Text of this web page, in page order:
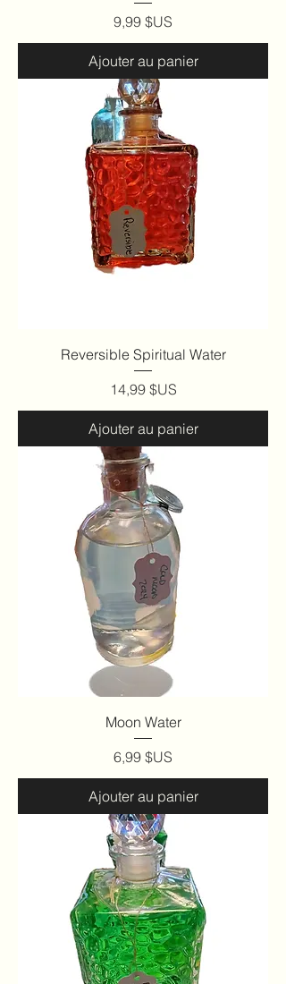
Prix
9,99 $US
Ajouter au panier
Reversible Spiritual Water
Prix
14,99 $US
Ajouter au panier
Moon Water
Prix
6,99 $US
Ajouter au panier